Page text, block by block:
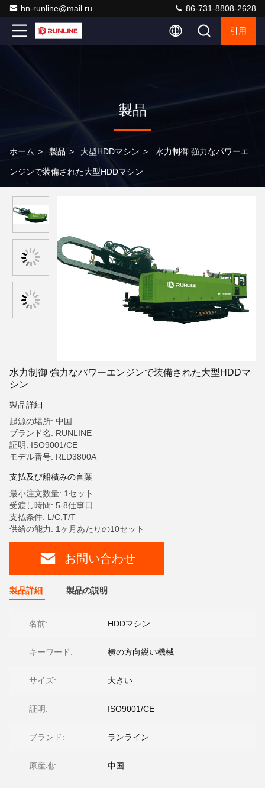
hn-runline@mail.ru 86-731-8808-2628
引用
製品
ホーム > 製品 > 大型HDDマシン > 水力制御 強力なパワーエ
ンジンで装備された大型HDDマシン
水力制御 強力なパワーエンジンで装備された大型HDDマ
シン
製品詳細
起源の場所: 中国
ブランド名: RUNLINE
証明: ISO9001/CE
モデル番号: RLD3800A
支払及び船積みの言葉
最小注文数量: 1セット
受渡し時間: 5-8仕事日
支払条件: L/C,T/T
供給の能力: 1ヶ月あたりの10セット
お問い合わせ
製品詳細 製品の説明
名前: HDDマシン
キーワード: 横の方向鋭い機械
サイズ: 大きい
証明: ISO9001/CE
ブランド: ランライン
原産地: 中国